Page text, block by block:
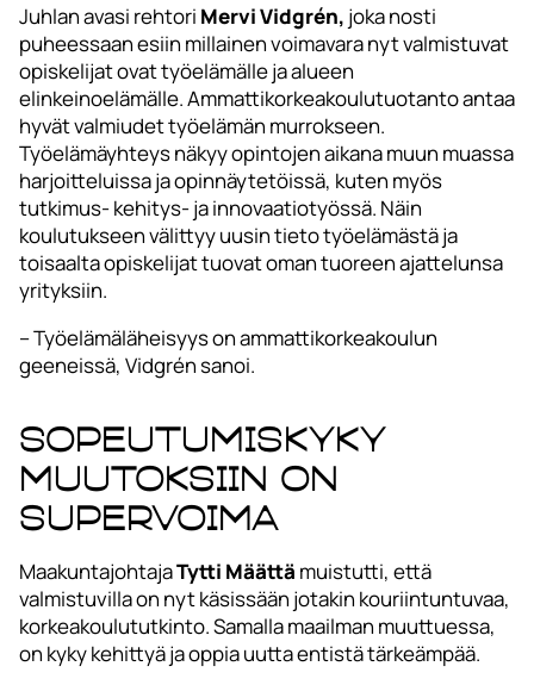
Juhlan avasi rehtori Mervi Vidgrén, joka nosti
puheessaan esiin millainen voimavara nyt valmistuvat
opiskelijat ovat työelämälle ja alueen
elinkeinoelämälle. Ammattikorkeakoulutuotanto antaa
hyvät valmiudet työelämän murrokseen.
Työelämäyhteys näkyy opintojen aikana muun muassa
harjoitteluissa ja opinnäytetöissä, kuten myös
tutkimus- kehitys- ja innovaatiotyössä. Näin
koulutukseen välittyy uusin tieto työelämästä ja
toisaalta opiskelijat tuovat oman tuoreen ajattelunsa
yrityksiin.
– Työelämäläheisyys on ammattikorkeakoulun
geeneissä, Vidgrén sanoi.
Sopeutumiskyky
muutoksiin on
supervoima
MaakuntajohtajaTytti Määttä muistutti, että
valmistuvilla on nyt käsissään jotakin kouriintuntuvaa,
korkeakoulututkinto. Samalla maailman muuttuessa,
on kyky kehittyä ja oppia uutta entistä tärkeämpää.